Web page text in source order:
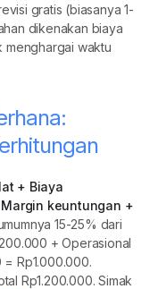
gratis (biasanya 1-
dikenakan biaya
waktu
+ Biaya
keuntungan +
15-25% dari
+ Operasional
Rp1.000.000.
Rp1.200.000. Simak